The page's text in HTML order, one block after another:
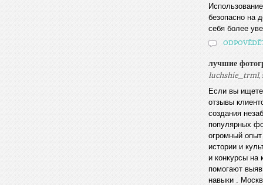
безопасно на
себя более
лучшие
luchshie_trml,
Если вы ищете
отзывы
создания
популярных
огромный
истории и
и конкурсы на
помогают
навыки .